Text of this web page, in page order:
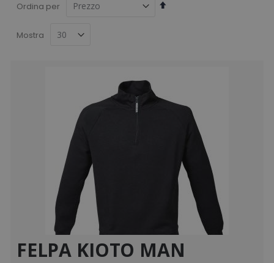
Ordina per
Mostra
FELPA KIOTO MAN